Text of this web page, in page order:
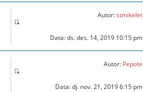
Autor:stmikelet
Data: ds. des. 14, 2019 10:15 pm
Autor: Pepote
Data: dj. nov. 21, 2019 6:15 pm